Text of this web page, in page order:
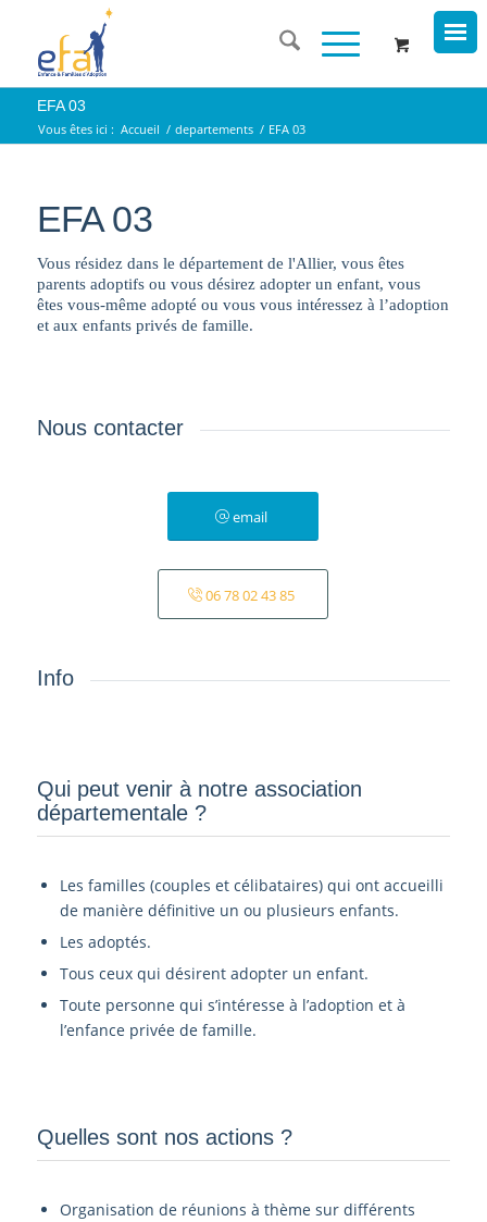
EFA 03
Vous êtes ici : Accueil / departements / EFA 03
EFA 03
Vous résidez dans le département de l'Allier, vous êtes
parents adoptifs ou vous désirez adopter un enfant, vous
êtes vous-même adopté ou vous vous intéressez à l’adoption
et aux enfants privés de famille.
Nous contacter
email
06 78 02 43 85
Info
Qui peut venir à notre association
départementale ?­
Les familles (couples et célibataires) qui ont accueilli
de manière définitive un ou plusieurs enfants.
Les adoptés.
Tous ceux qui désirent adopter un enfant.
Toute personne qui s’intéresse à l’adoption et à
l’enfance privée de famille.
Quelles sont nos actions ?
Organisation de réunions à thème sur différents